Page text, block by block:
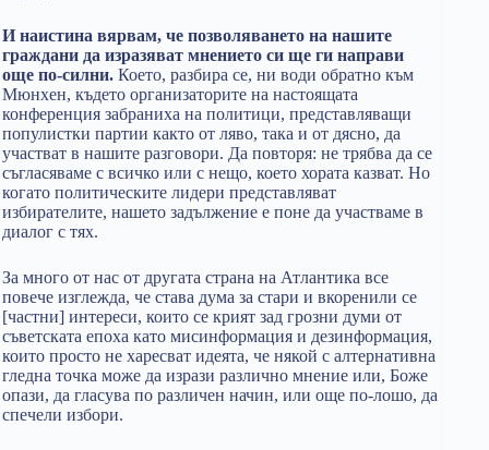
И наистина вярвам, че позволяването на нашите
граждани да изразяват мнението си ще ги направи
още по-силни. Което, разбира се, ни води обратно към
Мюнхен, където организаторите на настоящата
конференция забраниха на политици, представляващи
популистки партии както от ляво, така и от дясно, да
участват в нашите разговори. Да повторя: не трябва да се
съгласяваме с всичко или с нещо, което хората казват. Но
когато политическите лидери представляват
избирателите, нашето задължение е поне да участваме в
диалог с тях.
За много от нас от другата страна на Атлантика все
повече изглежда, че става дума за стари и вкоренили се
[частни] интереси, които се крият зад грозни думи от
съветската епоха като мисинформация и дезинформация,
които просто не харесват идеята, че някой с алтернативна
гледна точка може да изрази различно мнение или, Боже
oпази, да гласува по различен начин, или още по-лошо, да
спечели избори.